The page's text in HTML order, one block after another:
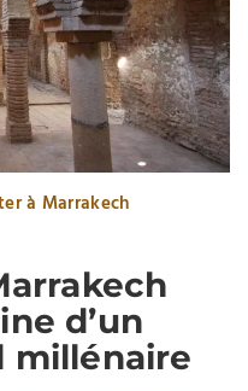
à Marrakech
d’un
millénaire